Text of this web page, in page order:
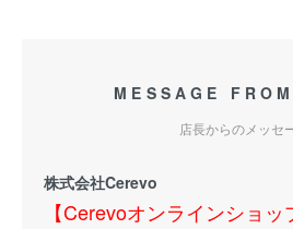
MESSAGE
店長からのメッセ
株式会社Cerevo
【Cerevoオンラインショ